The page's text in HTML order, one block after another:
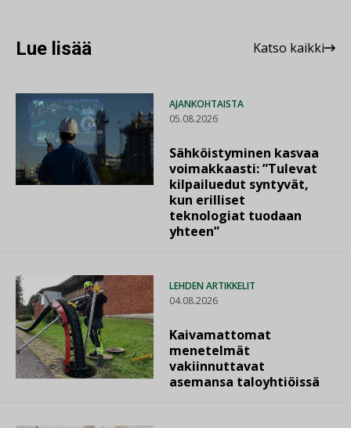
Lue lisää Katso kaikki
AJANKOHTAISTA
05.08.2026
Sähköistyminen kasvaa
voimakkaasti: ”Tulevat
kilpailuedut syntyvät,
kun erilliset
teknologiat tuodaan
yhteen”
LEHDEN ARTIKKELIT
04.08.2026
Kaivamattomat
menetelmät
vakiinnuttavat
asemansa taloyhtiöissä